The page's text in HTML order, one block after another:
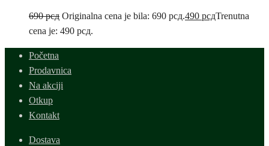
690рсд Originalna cena je bila: 690 рсд.490 рсдTrenutna
cena je: 490 рсд.
Početna
Prodavnica
Na akciji
Otkup
Kontakt
Dostava